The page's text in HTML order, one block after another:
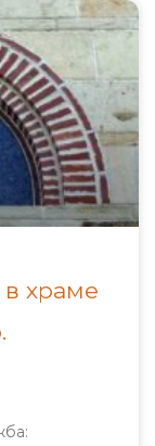
храме